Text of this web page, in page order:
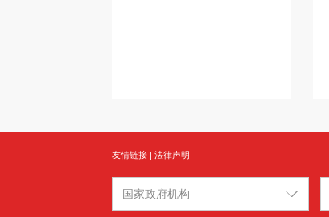
友情链接 | 法律声明
国家政府机构